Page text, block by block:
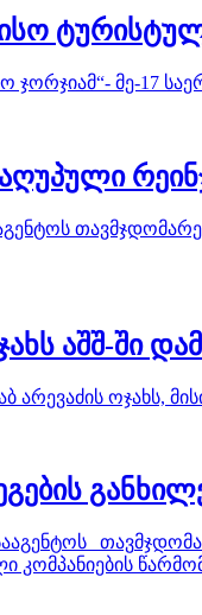
ჯორჯიამ“- მე-17
აშშ-ში
არევაძის ოჯახს,
კომპანიების